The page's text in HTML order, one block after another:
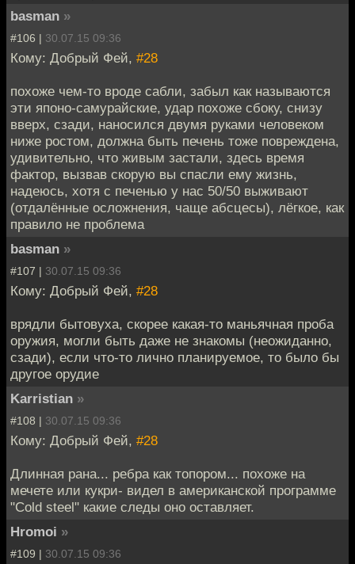
basman »
#106 | 30.07.15 09:36
Кому: Добрый Фей, #28
похоже чем-то вроде сабли, забыл как называются
эти японо-самурайские, удар похоже сбоку, снизу
вверх, сзади, наносился двумя руками человеком
ниже ростом, должна быть печень тоже повреждена,
удивительно, что живым застали, здесь время
фактор, вызвав скорую вы спасли ему жизнь,
надеюсь, хотя с печенью у нас 50/50 выживают
(отдалённые осложнения, чаще абсцесы), лёгкое, как
правило не проблема
basman »
#107 | 30.07.15 09:36
Кому: Добрый Фей, #28
врядли бытовуха, скорее какая-то маньячная проба
оружия, могли быть даже не знакомы (неожиданно,
сзади), если что-то лично планируемое, то было бы
другое орудие
Karristian »
#108 | 30.07.15 09:36
Кому: Добрый Фей, #28
Длинная рана... ребра как топором... похоже на
мечете или кукри- видел в американской программе
"Cold steel" какие следы оно оставляет.
Hromoi »
#109 | 30.07.15 09:36